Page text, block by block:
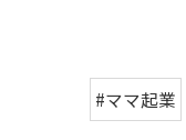
#ママ起業